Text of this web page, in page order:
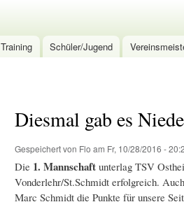
Training Schüler/Jugend
Diesmal gab es
Gespeichert von Flo am Fr, 10/28/2016 -
Die 1. Mannschaft unterlag TSV
Vonderlehr/St.Schmidt erfolgreich.
Marc Schmidt die Punkte für unsere